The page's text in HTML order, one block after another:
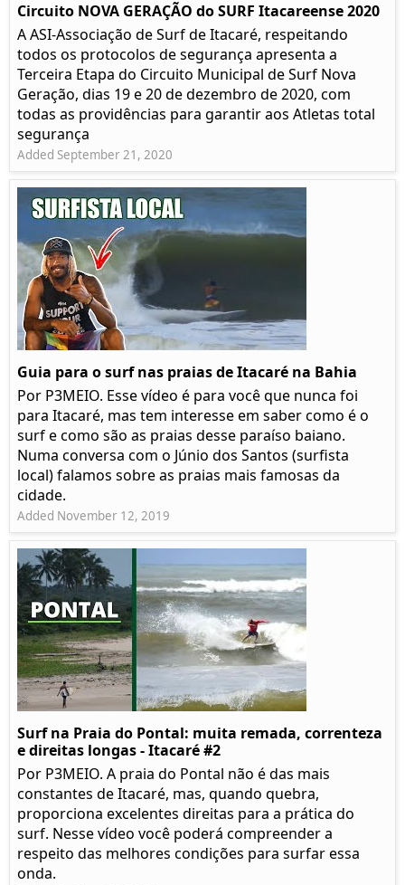
Circuito NOVA GERAÇÃO do SURF Itacareense 2020
A ASI-Associação de Surf de Itacaré, respeitando
todos os protocolos de segurança apresenta a
Terceira Etapa do Circuito Municipal de Surf Nova
Geração, dias 19 e 20 de dezembro de 2020, com
todas as providências para garantir aos Atletas total
segurança
Added September 21, 2020
Guia para o surf nas praias de Itacaré na Bahia
Por P3MEIO. Esse vídeo é para você que nunca foi
para Itacaré, mas tem interesse em saber como é o
surf e como são as praias desse paraíso baiano.
Numa conversa com o Júnio dos Santos (surfista
local) falamos sobre as praias mais famosas da
cidade.
Added November 12, 2019
Surf na Praia do Pontal: muita remada, correnteza
e direitas longas - Itacaré #2
Por P3MEIO. A praia do Pontal não é das mais
constantes de Itacaré, mas, quando quebra,
proporciona excelentes direitas para a prática do
surf. Nesse vídeo você poderá compreender a
respeito das melhores condições para surfar essa
onda.